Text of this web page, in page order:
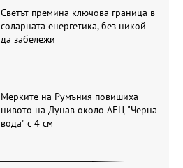
Светът премина ключова граница в
соларната енергетика, без никой
да забележи
Мерките на Румъния повишиха
нивото на Дунав около АЕЦ "Черна
вода" с 4 см